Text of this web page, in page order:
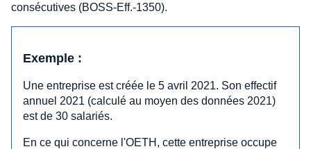
consécutives (BOSS-Eff.-1350).
Exemple :
Une entreprise est créée le 5 avril 2021. Son effectif
annuel 2021 (calculé au moyen des données 2021)
est de 30 salariés.
En ce qui concerne l'OETH, cette entreprise occupe